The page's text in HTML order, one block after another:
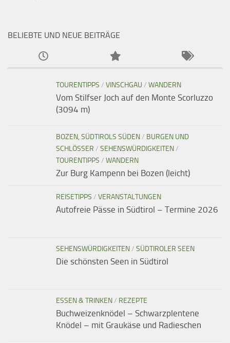
BELIEBTE UND NEUE BEITRÄGE
TOURENTIPPS / VINSCHGAU / WANDERN
Vom Stilfser Joch auf den Monte Scorluzzo
(3094 m)
BOZEN, SÜDTIROLS SÜDEN/ BURGEN UND
SCHLÖSSER / SEHENSWÜRDIGKEITEN/
TOURENTIPPS / WANDERN
Zur Burg Kampenn bei Bozen (leicht)
REISETIPPS / VERANSTALTUNGEN
Autofreie Pässe in Südtirol – Termine 2026
SEHENSWÜRDIGKEITEN/ SÜDTIROLER SEEN
Die schönsten Seen in Südtirol
ESSEN & TRINKEN/ REZEPTE
Buchweizenknödel – Schwarzplentene
Knödel – mit Graukäse und Radieschen